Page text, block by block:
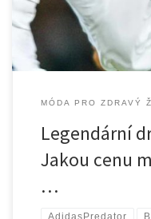
záložníka. Zlatý věk
MÓDA PRO ZDRAVÝ
Legendární
Jakou cenu
…
AdidasPredator